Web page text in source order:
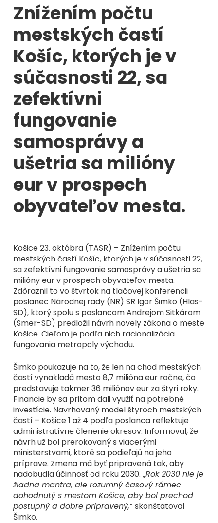
Znížením počtu
mestských častí
Košíc, ktorých je v
súčasnosti 22, sa
zefektívni
fungovanie
samosprávy a
ušetria sa milióny
eur v prospech
obyvateľov mesta.
Košice 23. októbra (TASR) – Znížením počtu
mestských častí Košíc, ktorých je v súčasnosti 22,
sa zefektívni fungovanie samosprávy a ušetria sa
milióny eur v prospech obyvateľov mesta.
Zdôraznil to vo štvrtok na tlačovej konferencii
poslanec Národnej rady (NR) SR Igor Šimko (Hlas-
SD), ktorý spolu s poslancom Andrejom Sitkárom
(Smer-SD) predložil návrh novely zákona o meste
Košice. Cieľom je podľa nich racionalizácia
fungovania metropoly východu.
Šimko poukazuje na to, že len na chod mestských
častí vynakladá mesto 8,7 milióna eur ročne, čo
predstavuje takmer 36 miliónov eur za štyri roky.
Financie by sa pritom dali využiť na potrebné
investície. Navrhovaný model štyroch mestských
častí – Košice 1 až 4 podľa poslanca reflektuje
administratívne členenie okresov. Informoval, že
návrh už bol prerokovaný s viacerými
ministerstvami, ktoré sa podieľajú na jeho
príprave. Zmena má byť pripravená tak, aby
nadobudla účinnosť od roku 2030. „Rok 2030 nie je
žiadna mantra, ale rozumný časový rámec
dohodnutý s mestom Košice, aby bol prechod
postupný a dobre pripravený,“skonštatoval
Šimko.